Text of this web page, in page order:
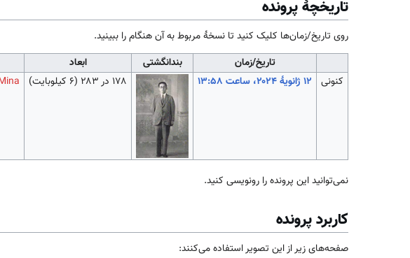
تاریخچهٔ پرونده
روی تاریخ/زمان‌ها کلیک کنید تا نسخهٔ مربوط به آن هنگام را ببینید.
تاریخ/زمان
بندانگشتی ابعاد
کنونی
۱۷۸ در ۲۸۳ (۶ کیلوبایت)
نمی‌توانید این پرونده را رونویسی کنید.
کاربرد پرونده
صفحه‌های زیر از این تصویر استفاده می‌کنند: